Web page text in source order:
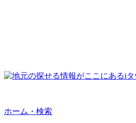
ホーム・検索